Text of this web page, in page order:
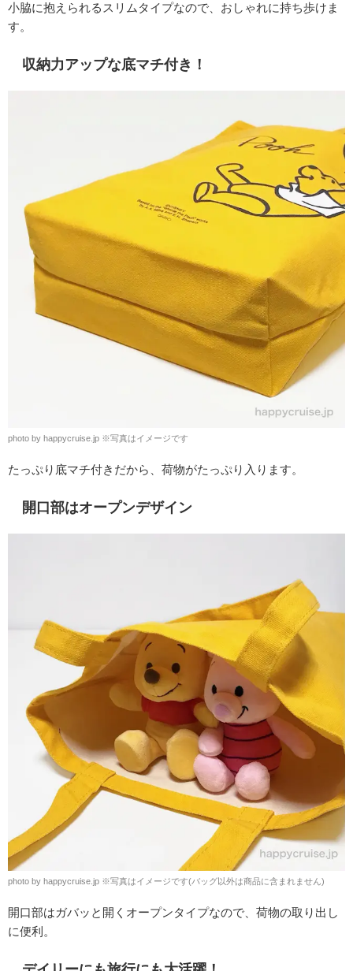
小脇に抱えられるスリムタイプなので、おしゃれに持ち歩けま
す。
収納力アップな底マチ付き！
photo by happycruise.jp ※写真はイメージです
たっぷり底マチ付きだから、荷物がたっぷり入ります。
開口部はオープンデザイン
photo by happycruise.jp ※写真はイメージです(バッグ以外は商品に含まれません)
開口部は ガバッと開くオープンタイプなので、荷物の取り出し
に便利。